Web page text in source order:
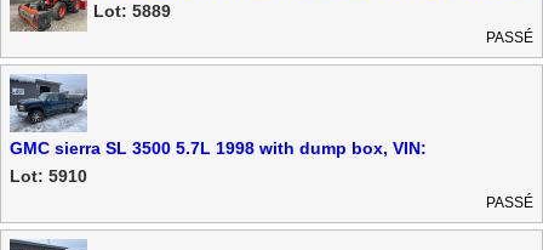
Lot: 5889
PASSÉ
GMC sierra SL 3500 5.7L 1998 with dump box, VIN:
1GTGK29R3WE551282
Lot: 5910
PASSÉ